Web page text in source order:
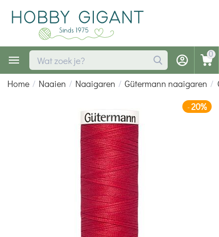
0
Home / Naaien / Naaigaren / Gütermann naaigaren /
-20%